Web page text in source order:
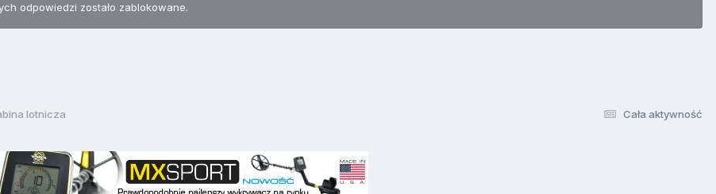
odpowiedzi zostało zablokowane.
Cała aktywność
lotnicza